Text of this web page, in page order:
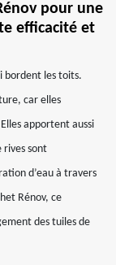
pour une
efficacité et
bordent les toits.
car elles
apportent aussi
rives sont
d’eau à travers
Rénov, ce
des tuiles de